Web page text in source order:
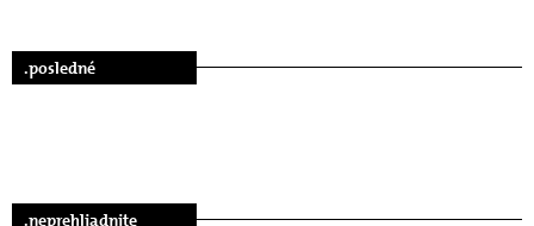
.posledné
.neprehliadnite